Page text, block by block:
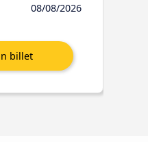
08/08/2026